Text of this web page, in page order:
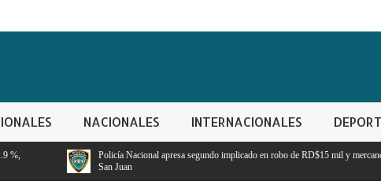
NACIONALES INTERNACIONALES
Policía Nacional apresa segundo implicado en robo de RD$15 mil y mercancías de una vivienda en